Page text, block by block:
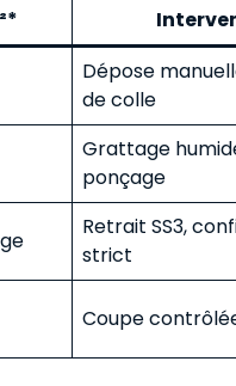
Dépose
de colle
Grattage
ponçage
Retrait SS3,
strict
Coupe